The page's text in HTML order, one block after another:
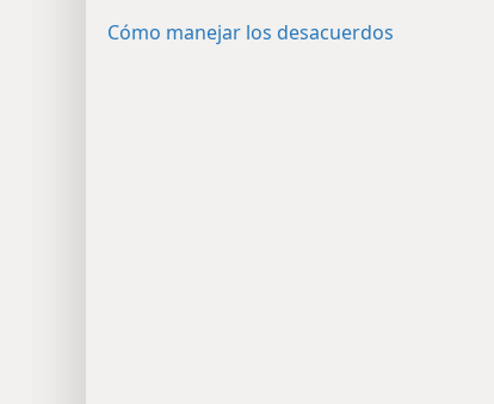
Cómo manejar los desacuerdos